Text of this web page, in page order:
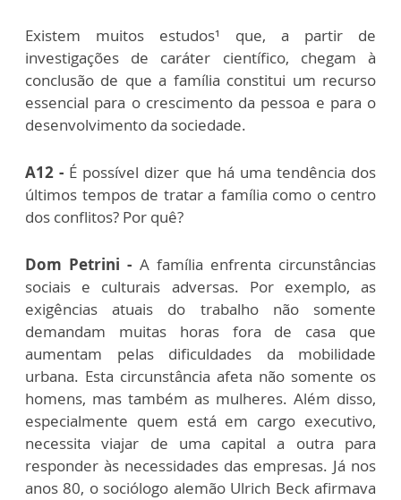
Existem muitos estudos¹ que, a partir de
investigações de caráter científico, chegam à
conclusão de que a família constitui um recurso
essencial para o crescimento da pessoa e para o
desenvolvimento da sociedade.
A12 - É possível dizer que há uma tendência dos
últimos tempos de tratar a família como o centro
dos conflitos? Por quê?
Dom Petrini - A família enfrenta circunstâncias
sociais e culturais adversas. Por exemplo, as
exigências atuais do trabalho não somente
demandam muitas horas fora de casa que
aumentam pelas dificuldades da mobilidade
urbana. Esta circunstância afeta não somente os
homens, mas também as mulheres. Além disso,
especialmente quem está em cargo executivo,
necessita viajar de uma capital a outra para
responder às necessidades das empresas. Já nos
anos 80, o sociólogo alemão Ulrich Beck afirmava